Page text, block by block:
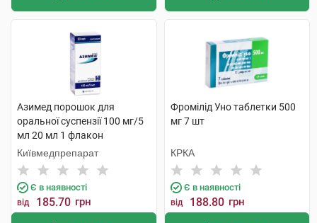
Азимед порошок для
оральної суспензії 100 мг/5
мл 20 мл 1 флакон
Київмедпрепарат
Є в наявності
від 185.70 грн
Фромілід Уно таблетки 500
мг 7 шт
КРКА
Є в наявності
від 188.80 грн